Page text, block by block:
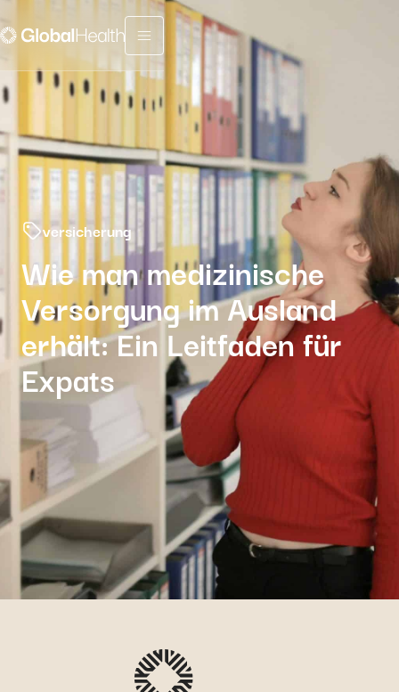
Menu fermé
versicherung
Wie man medizinische
Versorgung im Ausland
erhält: Ein Leitfaden für
Expats